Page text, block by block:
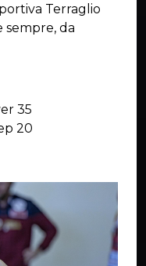
Terraglio
sempre, da
35
20